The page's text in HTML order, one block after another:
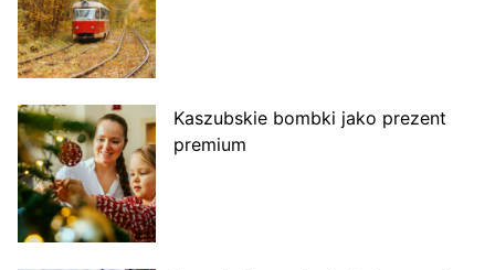
Kaszubskie bombki jako prezent
premium